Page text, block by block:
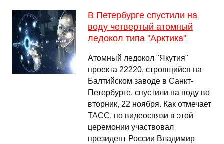
В Петербурге спустили на
воду четвертый атомный
ледокол типа "Арктика"
Атомный ледокол "Якутия"
проекта 22220, строящийся на
Балтийском заводе в Санкт-
Петербурге, спустили на воду во
вторник, 22 ноября. Как отмечает
ТАСС, по видеосвязи в этой
церемонии участвовал
президент России Владимир